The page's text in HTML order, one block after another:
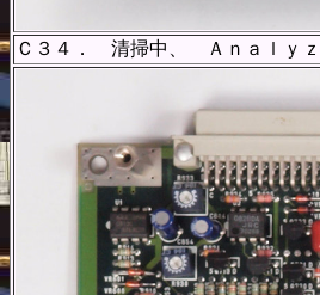
Ｃ３４． 清掃中、 Ａｎａｌｙ